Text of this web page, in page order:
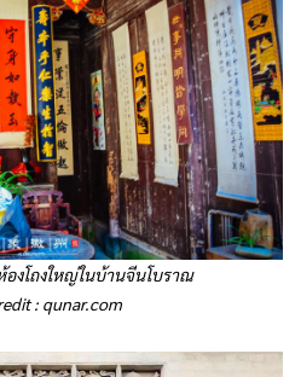
องโถงใหญ่ในบ้านจีนโบราณ
: qunar.com